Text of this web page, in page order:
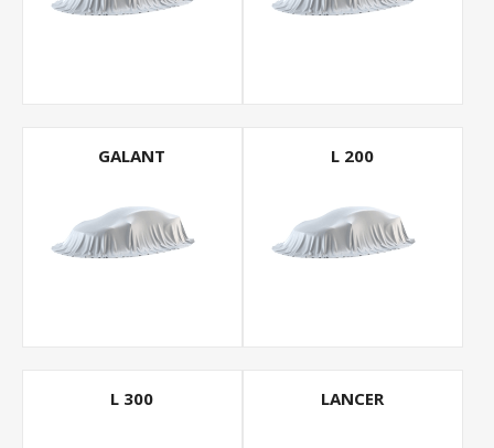
GALANT L 200
L 300 LANCER